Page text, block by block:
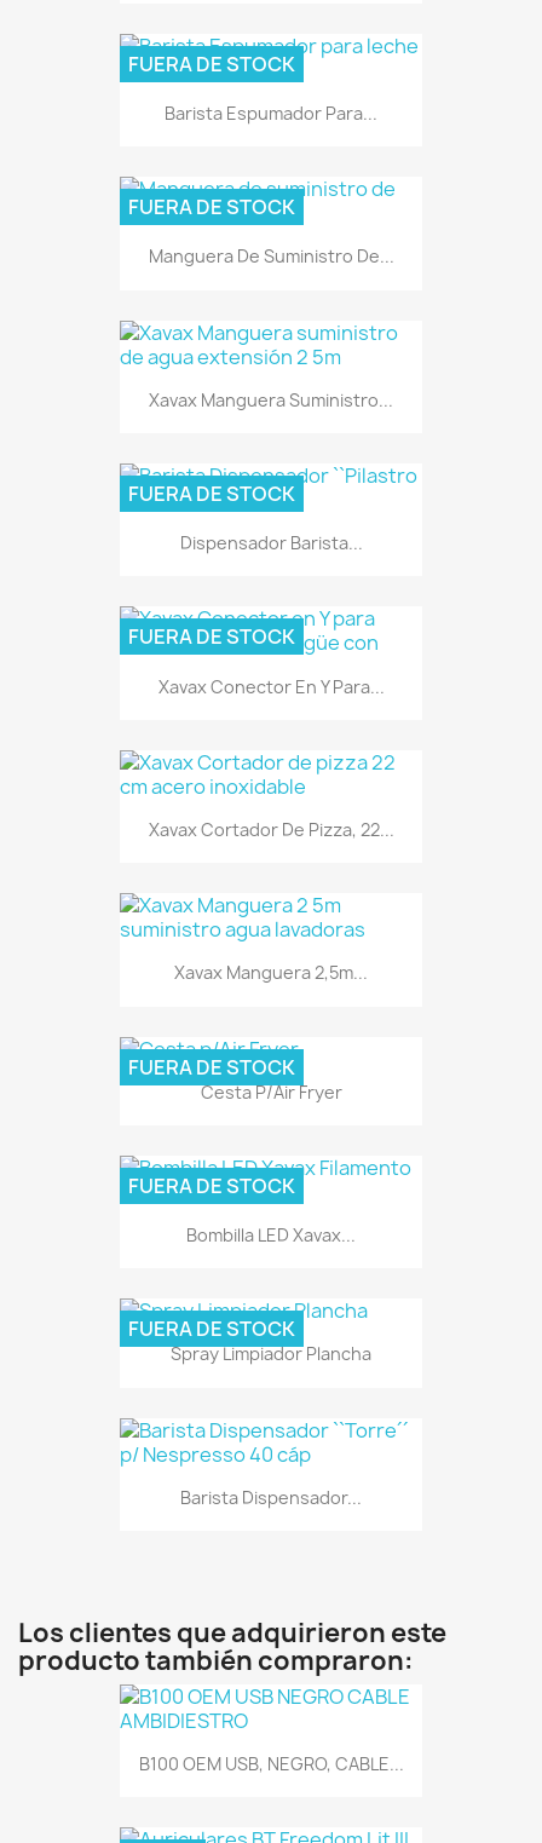
Barista Espumador Para...
FUERA DE STOCK
Manguera De Suministro De...
FUERA DE STOCK
Xavax Manguera Suministro...
Dispensador Barista...
FUERA DE STOCK
Xavax Conector En Y Para...
FUERA DE STOCK
Xavax Cortador De Pizza, 22...
Xavax Manguera 2,5m...
Cesta P/Air Fryer
FUERA DE STOCK
Bombilla LED Xavax...
FUERA DE STOCK
Spray Limpiador Plancha
FUERA DE STOCK
Barista Dispensador...
Los clientes que adquirieron este
producto también compraron:
B100 OEM USB, NEGRO, CABLE...